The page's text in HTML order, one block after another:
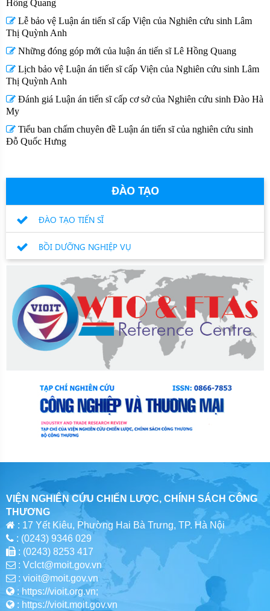
Hồng Quang
Lễ bảo vệ Luận án tiến sĩ cấp Viện của Nghiên cứu sinh Lâm
Thị Quỳnh Anh
Những đóng góp mới của luận án tiến sĩ Lê Hồng Quang
Lịch bảo vệ Luận án tiến sĩ cấp Viện của Nghiên cứu sinh Lâm
Thị Quỳnh Anh
Đánh giá Luận án tiến sĩ cấp cơ sở của Nghiên cứu sinh Đào Hà
My
Tiểu ban chấm chuyên đề Luận án tiến sĩ của nghiên cứu sinh
Đỗ Quốc Hưng
ĐÀO TẠO
ĐÀO TẠO TIẾN SĨ
BỒI DƯỠNG NGHIỆP VỤ
VIỆN NGHIÊN CỨU CHIẾN LƯỢC, CHÍNH SÁCH CÔNG
THƯƠNG
: 17 Yết Kiêu, Phường Hai Bà Trưng, TP. Hà Nội
: (0243) 9346 029
: (0243) 8253 417
: Vclct@moit.gov.vn
: vioit@moit.gov.vn
: https://vioit.org.vn;
: https://vioit.moit.gov.vn